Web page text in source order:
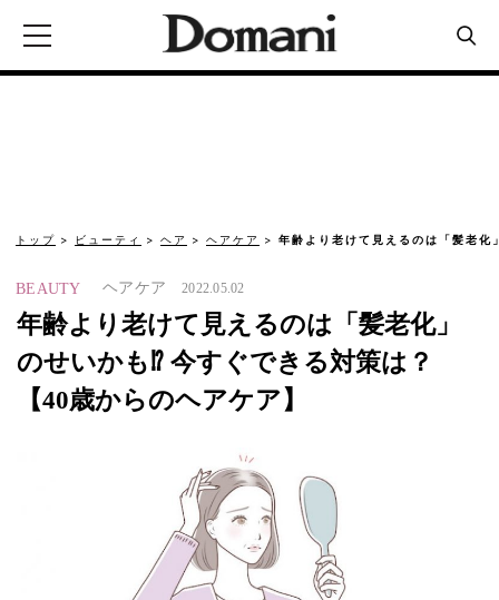
トップ ビューティ ヘア ヘアケア 年齢より老けて見えるのは「髪老
BEAUTY ヘアケア 2022.05.02
年齢より老けて見えるのは「髪老化」
のせいかも⁉︎ 今すぐできる対策は？
【40歳からのヘアケア】